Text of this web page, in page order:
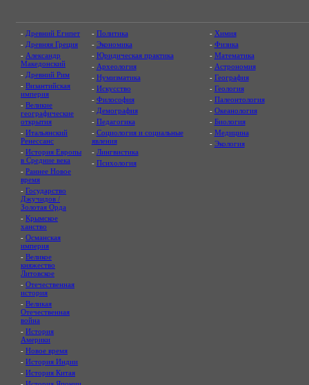
- Древний Египет
- Древняя Греция
- Александр
Македонский
- Древний Рим
- Византийская
империя
- Великие
географические
открытия
- Итальянский
Ренессанс
- История Европы
в Средние века
- Раннее Новое
время
- Государство
Джучидов /
Золотая Орда
- Крымское
ханство
- Османская
империя
- Великое
княжество
Литовское
- Отечественная
история
- Великая
Отечественная
война
- История
Америки
- Новое время
- История Индии
- История Китая
- Политика
- Экономика
- Юридическая практика
- Археология
- Нумизматика
- Искусство
- Философия
- Демография
- Педагогика
- Социология и социальные
явления
- Лингвистика
- Психология
- Химия
- Физика
- Математика
- Астрономия
- География
- Геология
- Палеонтология
- Океанология
- Биология
- Медицина
- Экология